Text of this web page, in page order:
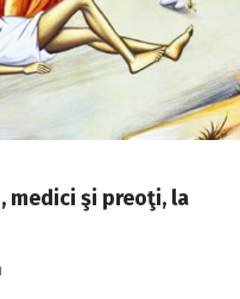
medici şi preoţi, la